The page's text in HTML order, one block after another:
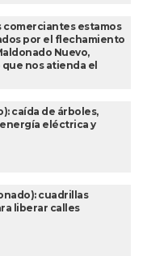
comerciantes estamos
por el flechamiento
Nuevo,
nos atienda el
caída de árboles,
eléctrica y
cuadrillas
liberar calles